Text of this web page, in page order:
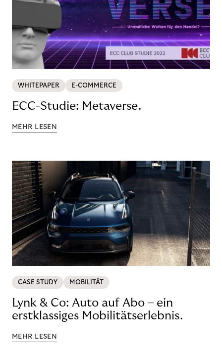
WHITEPAPER E-COMMERCE
ECC-Studie: Metaverse.
MEHR LESEN
CASE STUDY MOBILITÄT
Lynk & Co: Auto auf Abo – ein
erstklassiges Mobilitätserlebnis.
MEHR LESEN